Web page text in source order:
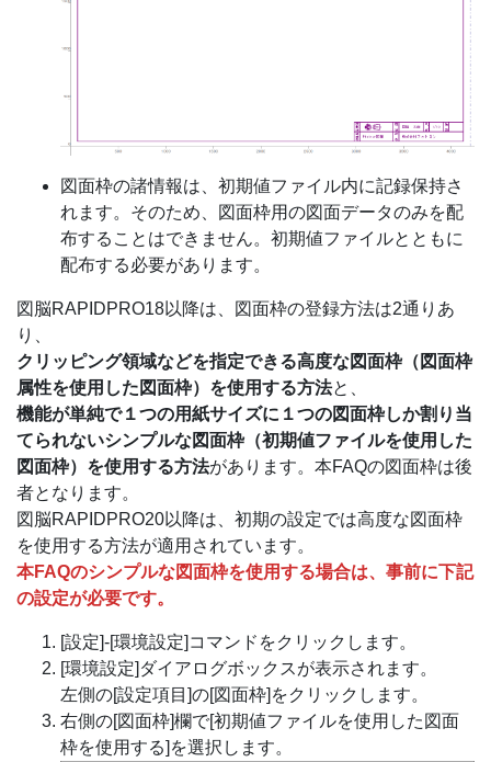
図面枠の諸情報は、初期値ファイル内に記録保持さ
れます。そのため、図面枠用の図面データのみを配
布することはできません。初期値ファイルとともに
配布する必要があります。
図脳RAPIDPRO18以降は、図面枠の登録方法は2通りあ
り、
クリッピング領域などを指定できる高度な図面枠（図面枠
属性を使用した図面枠）を使用する方法と、
機能が単純で１つの用紙サイズに１つの図面枠しか割り当
てられないシンプルな図面枠（初期値ファイルを使用した
図面枠）を使用する方法があります。本FAQの図面枠は後
者となります。
図脳RAPIDPRO20以降は、初期の設定では高度な図面枠
を使用する方法が適用されています。
本FAQのシンプルな図面枠を使用する場合は、事前に下記
の設定が必要です。
[設定]-[環境設定]コマンドをクリックします。
[環境設定]ダイアログボックスが表示されます。
左側の[設定項目]の[図面枠]をクリックします。
右側の[図面枠]欄で[初期値ファイルを使用した図面
枠を使用する]を選択します。